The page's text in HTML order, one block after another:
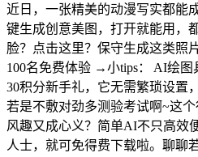
近日，一张精美的动漫写实都能
键生成创意美图，打开就能用，
脸？点击这里？保守生成这类照
100名免费体验 →小tips： AI绘
30积分新手礼，它无需繁琐设置
若是不敷对劲多测验考试啊~这
风趣又成心义？简单AI不只高效
人士，就可免得费下载啦。聊聊